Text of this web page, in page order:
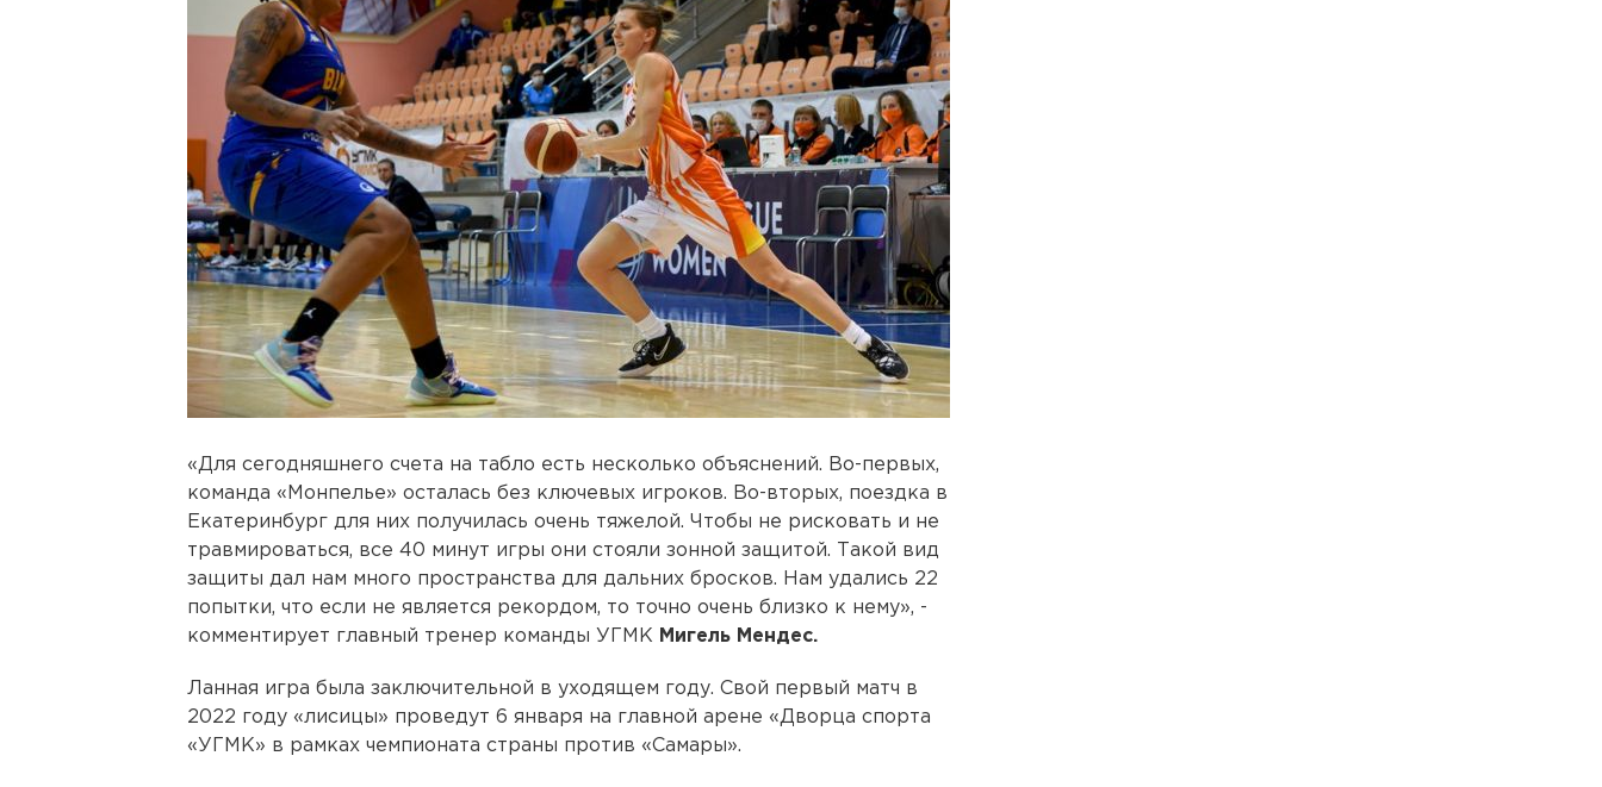
«Для сегодняшнего счета на табло есть несколько объяснений. Во-первых,
команда «Монпелье» осталась без ключевых игроков. Во-вторых, поездка в
Екатеринбург для них получилась очень тяжелой. Чтобы не рисковать и не
травмироваться, все 40 минут игры они стояли зонной защитой. Такой вид
защиты дал нам много пространства для дальних бросков. Нам удались 22
попытки, что если не является рекордом, то точно очень близко к нему», -
комментирует главный тренер команды УГМК Мигель Мендес.
Ланная игра была заключительной в уходящем году. Свой первый матч в
2022 году «лисицы» проведут 6 января на главной арене «Дворца спорта
«УГМК» в рамках чемпионата страны против «Самары».